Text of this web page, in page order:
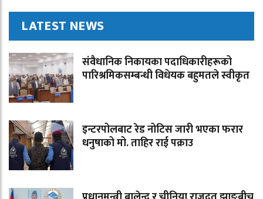
LATEST NEWS
संवैधानिक निकायका पदाधिकारीहरूको
पारिश्रमिकसम्बन्धी विधेयक बहुमतले स्वीकृत
इन्टरपोलबाट रेड नोटिस जारी भएका फरार
धनुषाको मो. ताहिर राई पक्राउ